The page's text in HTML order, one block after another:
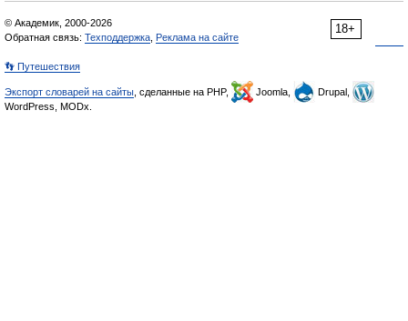
18+
© Академик, 2000-2026
Обратная связь: Техподдержка Реклама на сайте
👣 Путешествия
Экспорт словарей на сайты , сделанные на PHP, Joomla,
Drupal,
WordPress, MODx.